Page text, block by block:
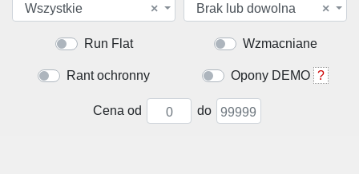
×
Wszystkie
×
Brak lub dowolna
Run Flat Wzmacniane
Rant ochronny Opony DEMO ?
Cena od do